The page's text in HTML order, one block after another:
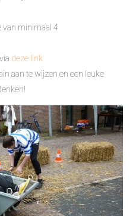
van minimaal 4
deze link
aan te wijzen en een leuke